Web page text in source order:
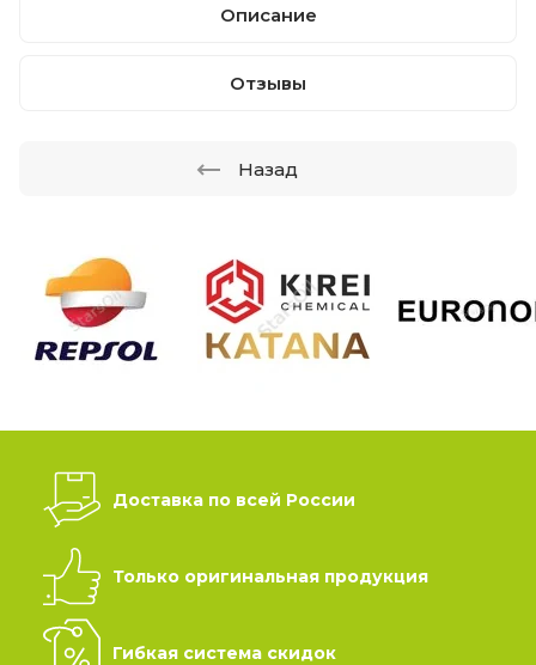
Описание
Отзывы
Назад
Доставка по всей России
Только оригинальная продукция
Гибкая система скидок